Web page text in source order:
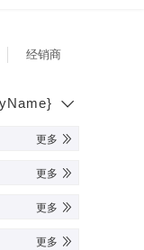
经销商
更多
更多
更多
更多